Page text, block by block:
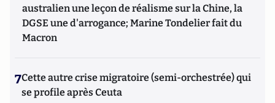
australien une leçon de réalisme sur la Chine, la
DGSE une d'arrogance; Marine Tondelier fait du
Macron
7Cette autre crise migratoire (semi-orchestrée) qui
se profile après Ceuta